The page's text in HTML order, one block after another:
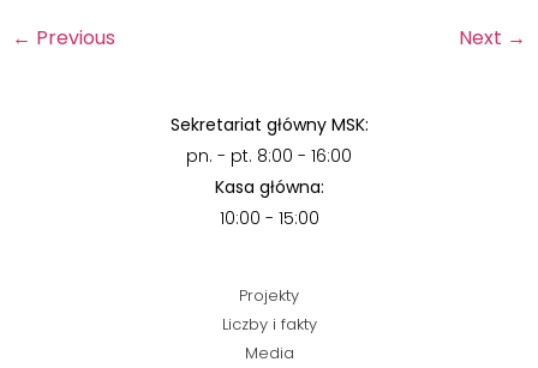
← Previous Next →
Sekretariat główny MSK:
pn. - pt. 8:00 - 16:00
Kasa główna:
10:00 - 15:00
Projekty
Liczby i fakty
Media